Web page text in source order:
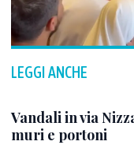
LEGGI ANCHE
Vandali in via
muri e portoni